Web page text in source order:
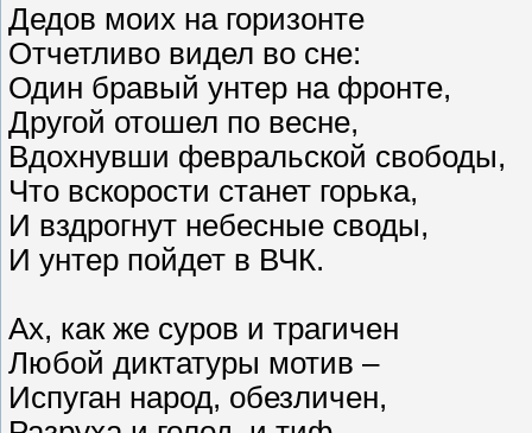
Дедов моих на горизонте
Отчетливо видел во сне:
Один бравый унтер на фронте,
Другой отошел по весне,
Вдохнувши февральской свободы,
Что вскорости станет горька,
И вздрогнут небесные своды,
И унтер пойдет в ВЧК.
Ах, как же суров и трагичен
Любой диктатуры мотив –
Испуган народ, обезличен,